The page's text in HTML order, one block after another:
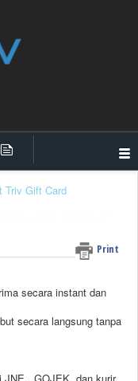
Triv Gift Card
Print
secara instant dan
secara langsung tanpa